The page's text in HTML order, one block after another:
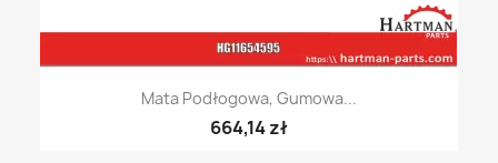
Mata Podłogowa, Gumowa...
664,14 zł